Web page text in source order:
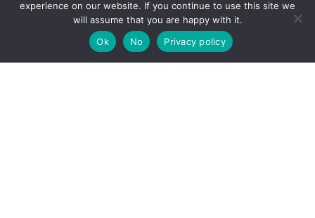
experience on our website. If you continue to use this site we
will assume that you are happy with it.
Ok
No Privacy policy